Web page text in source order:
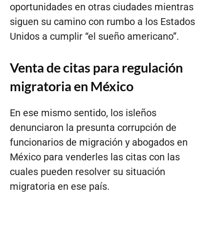
oportunidades en otras ciudades mientras
siguen su camino con rumbo a los Estados
Unidos a cumplir “el sueño americano”.
Venta de citas para regulación
migratoria en México
En ese mismo sentido, los isleños
denunciaron la presunta corrupción de
funcionarios de migración y abogados en
México para venderles las citas con las
cuales pueden resolver su situación
migratoria en ese país.